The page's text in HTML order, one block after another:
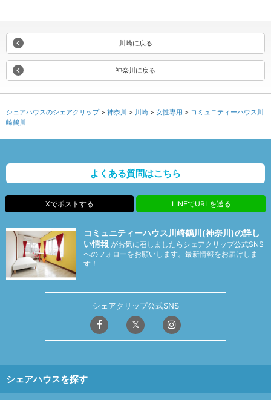
川崎に戻る
神奈川に戻る
シェアハウスのシェアクリップ 神奈川 川崎 女性専用
コミュニティーハウス川
崎鶴川
よくある質問はこちら
Xでポストする LINEでURLを送る
コミュニティーハウス川崎鶴川(神奈川)の詳し
い情報 がお気に召しましたらシェアクリップ公式SNS
へのフォローをお願いします。最新情報をお届けしま
す！
シェアクリップ公式SNS
シェアハウスを探す